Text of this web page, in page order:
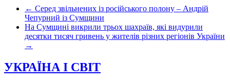
← Серед звільнених із російського полону – Андрій
Чепурний із Сумщини
На Сумщині викрили трьох шахраїв, які видурили
десятки тисяч гривень у жителів різних регіонів України
→
УКРАЇНА І СВІТ